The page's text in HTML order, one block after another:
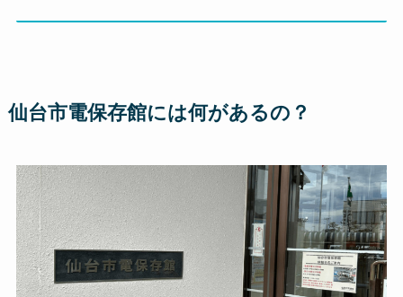
仙台市電保存館には何があるの？